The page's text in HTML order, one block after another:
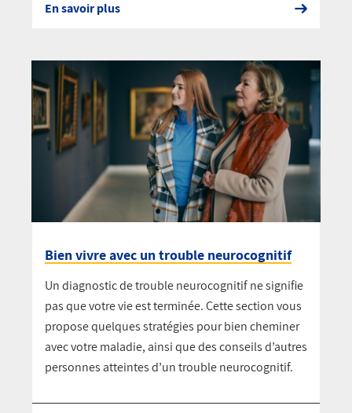
En savoir plus
Bien vivre avec un trouble neurocognitif
Un diagnostic de trouble neurocognitif ne signifie
pas que votre vie est terminée. Cette section vous
propose quelques stratégies pour bien cheminer
avec votre maladie, ainsi que des conseils d’autres
personnes atteintes d’un trouble neurocognitif.